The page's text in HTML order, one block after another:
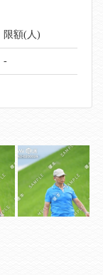
限額(人)
-